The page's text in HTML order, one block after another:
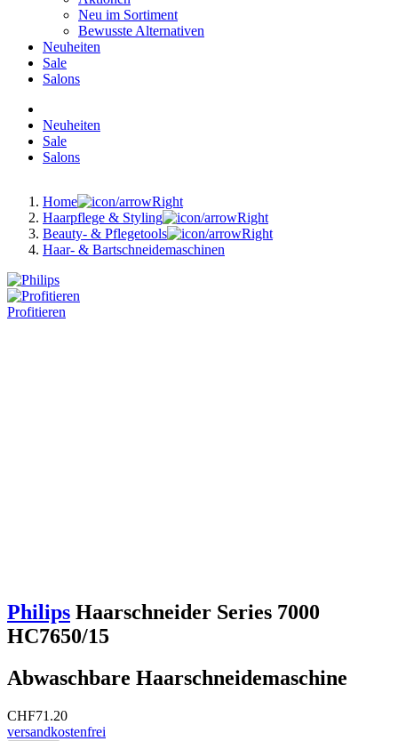
Neu im Sortiment
Bewusste Alternativen
Neuheiten
Sale
Salons
Neuheiten
Sale
Salons
Home
Haarpflege & Styling
Beauty- & Pflegetools
Haar- & Bartschneidemaschinen
Profitieren
Philips Haarschneider Series 7000
HC7650/15
Abwaschbare Haarschneidemaschine
CHF71.20
versandkostenfrei